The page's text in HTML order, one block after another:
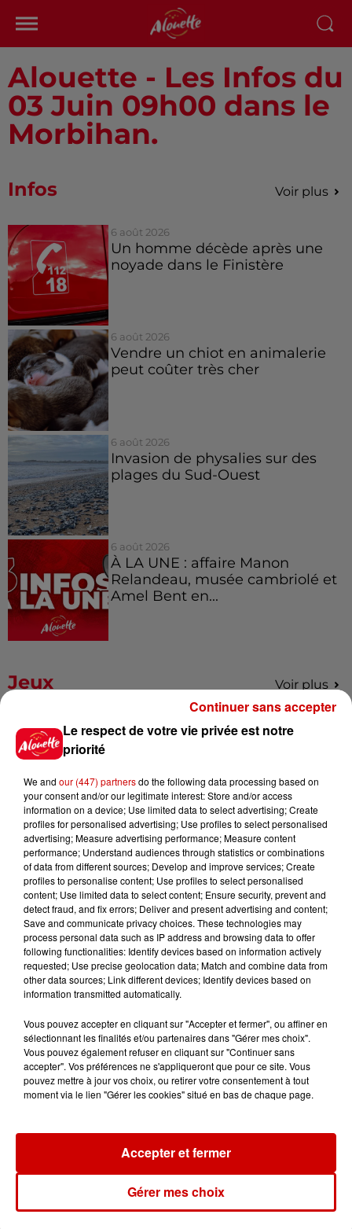
Alouette - Les Infos du
03 Juin 09h00 dans le
Morbihan.
Infos Voir plus
6 août 2026
Un homme décède après une
noyade dans le Finistère
6 août 2026
Vendre un chiot en animalerie
peut coûter très cher
6 août 2026
Invasion de physalies sur des
plages du Sud-Ouest
6 août 2026
À LA UNE : affaire Manon
Relandeau, musée cambriolé et
Amel Bent en...
Jeux Voir plus
Gagnez vos places pour le
Festival du Roi Arthur 2026 !
Gagnez vos entrées pour le
Musée du Sport Automobile au
Mans !
Alouette vous invite à
Futuroscope Xperiences !
Le Duel - Gagnez votre balade
en jet ski !
Newsletter
Le respect de votre vie privée est notre
priorité
We and our (447) partnersdo the following data processing based on
your consent and/or our legitimate interest: Store and/or access
information on a device; Use limited data to select advertising; Create
profiles for personalised advertising; Use profiles to select personalised
advertising; Measure advertising performance; Measure content
performance; Understand audiences through statistics or combinations
of data from different sources; Develop and improve services; Create
profiles to personalise content; Use profiles to select personalised
content; Use limited data to select content; Ensure security, prevent and
detect fraud, and fix errors; Deliver and present advertising and content;
Save and communicate privacy choices. These technologies may
process personal data such as IP address and browsing data to offer
following functionalities: Identify devices based on information actively
requested; Use precise geolocation data; Match and combine data from
other data sources; Link different devices; Identify devices based on
information transmitted automatically.
Vous pouvez accepter en cliquant sur "Accepter et fermer", ou affiner en
sélectionnant les finalités et/ou partenaires dans "Gérer mes choix".
Vous pouvez également refuser en cliquant sur "Continuer sans
accepter". Vos préférences ne s'appliqueront que pour ce site. Vous
pouvez mettre à jour vos choix, ou retirer votre consentement à tout
moment via le lien "Gérer les cookies" situé en bas de chaque page.
Gérer mes choix
Accepter et fermer
Continuer sans accepter